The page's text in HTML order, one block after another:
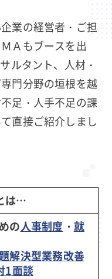
業の経営者・ご担
Ａもブースを出
ルタント、人材・
門分野の垣根を越
足・人手不足の課
直接ご紹介しまし
は…
の人事制度 ・ 就
解決型業務改善
1面談